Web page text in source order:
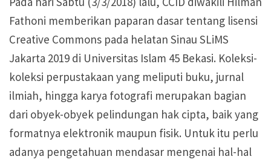
Fathoni memberikan paparan dasar tentang lisensi
Creative Commons pada helatan Sinau SLiMS
Jakarta 2019 di Universitas Islam 45 Bekasi. Koleksi-
koleksi perpustakaan yang meliputi buku, jurnal
ilmiah, hingga karya fotografi merupakan bagian
dari obyek-obyek pelindungan hak cipta, baik yang
formatnya elektronik maupun fisik. Untuk itu perlu
adanya pengetahuan mendasar mengenai hal-hal